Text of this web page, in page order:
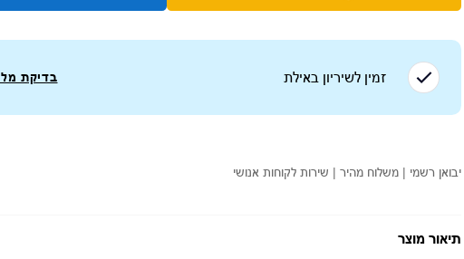
זמין לשיריון באילת בדיקת
יבואן רשמי | משלוח מהיר | שירות לקוחות אנושי
תיאור מוצר